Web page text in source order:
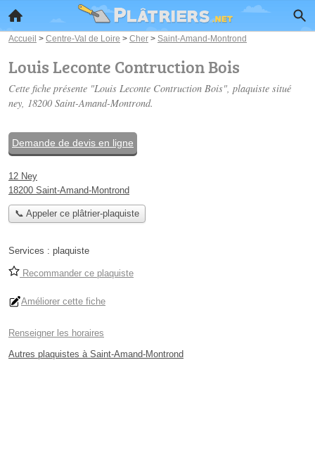
Accueil > Centre-Val de Loire > Cher > Saint-Amand-Montrond
Louis Leconte Contruction Bois
Cette fiche présente "Louis Leconte Contruction Bois", plaquiste situé
ney, 18200 Saint-Amand-Montrond.
Demande de devis en ligne
12 Ney
18200 Saint-Amand-Montrond
📞 Appeler ce plâtrier-plaquiste
Services : plaquiste
Recommander ce plaquiste
Améliorer cette fiche
Renseigner les horaires
Autres plaquistes à Saint-Amand-Montrond